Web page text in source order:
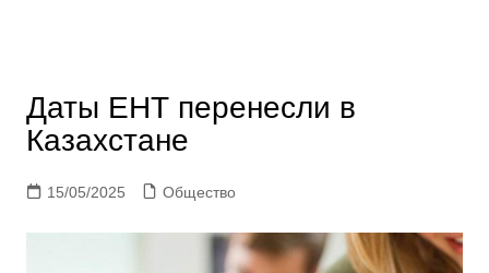
Даты ЕНТ перенесли в
Казахстане
15/05/2025 Общество